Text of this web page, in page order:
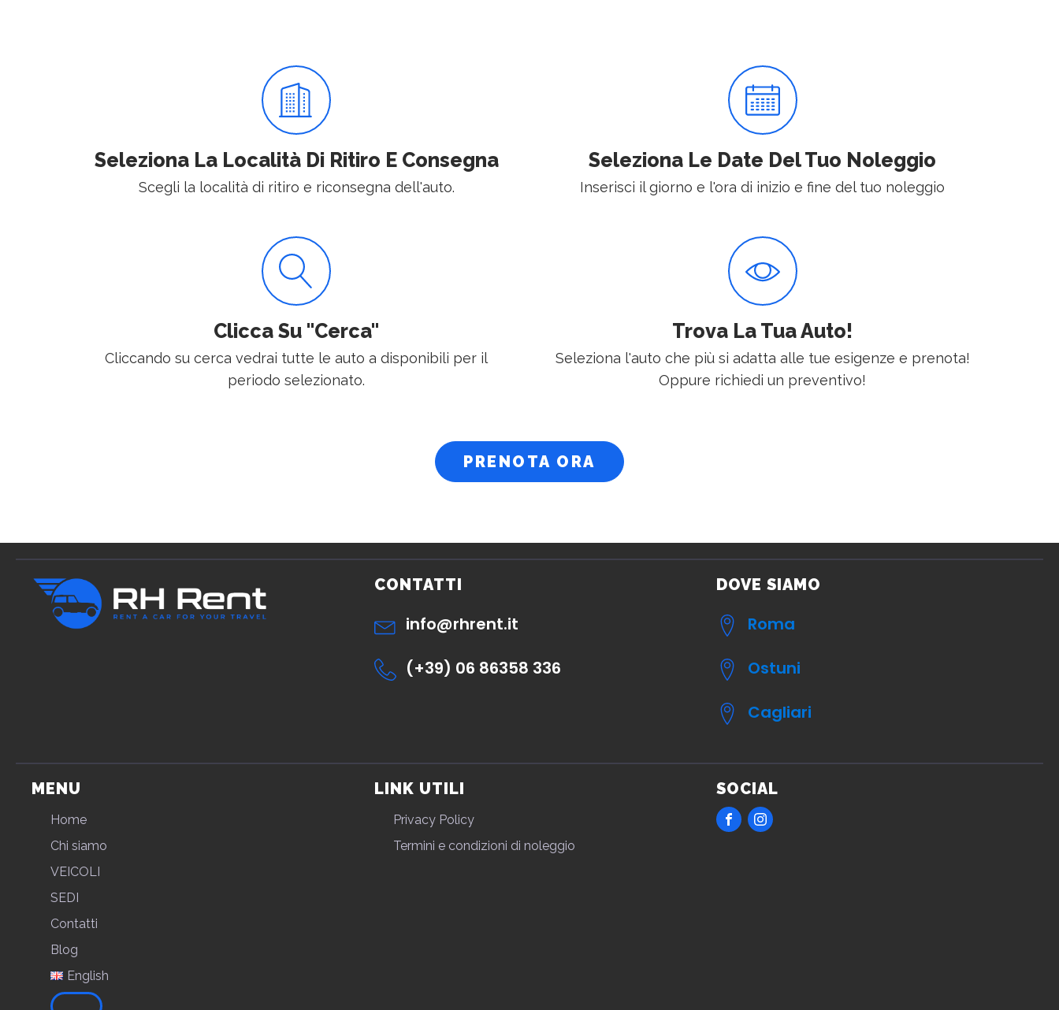
Seleziona La Località Di Ritiro E Consegna
Scegli la località di ritiro e riconsegna dell'auto.
Seleziona Le Date Del Tuo Noleggio
Inserisci il giorno e l'ora di inizio e fine del tuo noleggio
Clicca Su "Cerca"
Cliccando su cerca vedrai tutte le auto a disponibili per il
periodo selezionato.
Trova La Tua Auto!
Seleziona l'auto che più si adatta alle tue esigenze e prenota!
Oppure richiedi un preventivo!
PRENOTA ORA
CONTATTI
info@rhrent.it
(+39) 06 86358 336
DOVE SIAMO
Roma
Ostuni
Cagliari
MENU
Home
Chi siamo
VEICOLI
SEDI
Contatti
Blog
English
LINK UTILI
Privacy Policy
Termini e condizioni di noleggio
SOCIAL